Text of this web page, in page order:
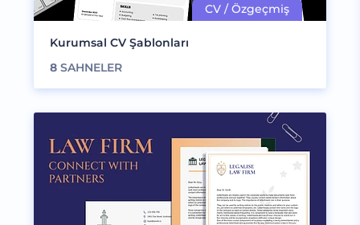
Kurumsal CV Şablonları
8 SAHNELER